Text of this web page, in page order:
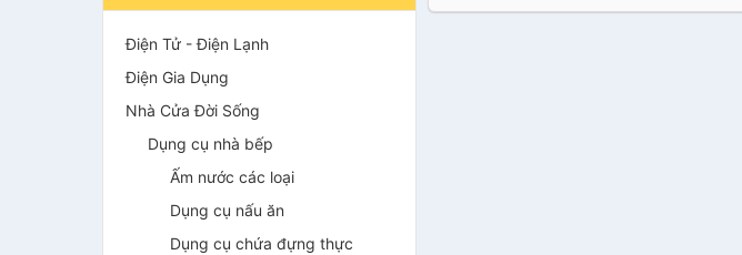
Điện Tử - Điện Lạnh
Điện Gia Dụng
Nhà Cửa Đời Sống
Dụng cụ nhà bếp
Ấm nước các loại
Dụng cụ nấu ăn
Dụng cụ chứa đựng thực